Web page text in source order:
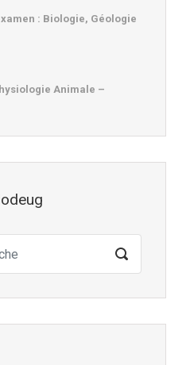
: Biologie, Géologie
Animale –